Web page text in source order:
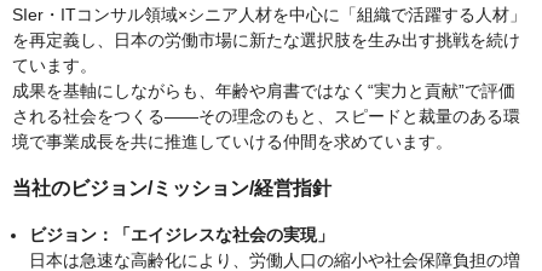
SIer・ITコンサル領域×シニア人材を中心に「組織で活躍する人材」
を再定義し、日本の労働市場に新たな選択肢を生み出す挑戦を続け
ています。
成果を基軸にしながらも、年齢や肩書ではなく“実力と貢献”で評価
される社会をつくる――その理念のもと、スピードと裁量のある環
境で事業成長を共に推進していける仲間を求めています。
当社のビジョン/ミッション/経営指針
ビジョン：「エイジレスな社会の実現」
日本は急速な高齢化により、労働人口の縮小や社会保障負担の増